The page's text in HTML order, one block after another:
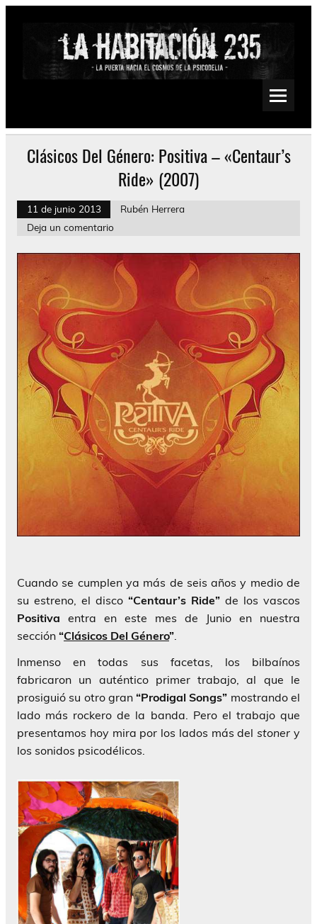
Saltar
Psychedelic, Stoner, Doom, Sludge, Fuzz, Space, Drone
Clásicos Del Género: Positiva – «Centaur’s
Ride» (2007)
11 de junio 2013
Rubén Herrera
Deja un comentario
Cuando se cumplen ya más de seis años y medio de
su estreno, el disco “Centaur’s Ride” de los vascos
Positiva entra en este mes de Junio en nuestra
sección “Clásicos Del Género”.
Inmenso en todas sus facetas, los bilbaínos
fabricaron un auténtico primer trabajo, al que le
prosiguió su otro gran“Prodigal Songs” mostrando el
lado más rockero de la banda. Pero el trabajo que
presentamos hoy mira por los lados más delstoner y
los sonidos psicodélicos.